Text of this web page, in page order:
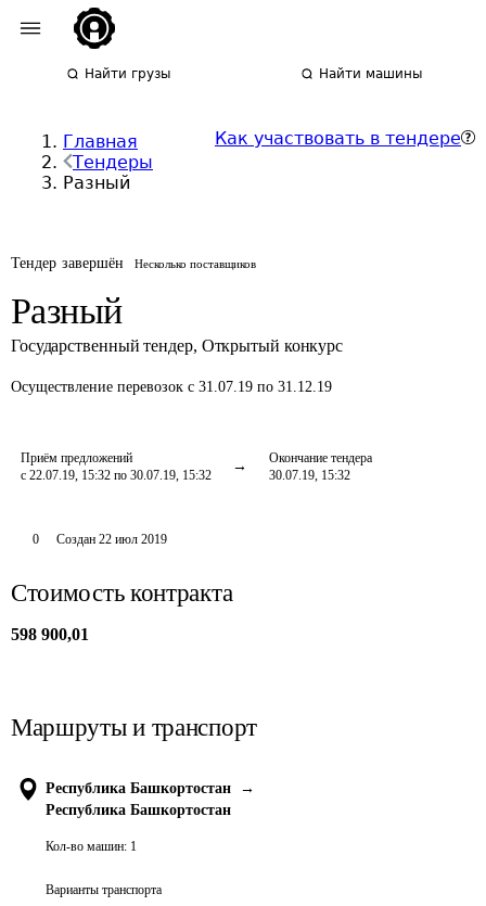
Найти грузы Найти машины
Главная
Тендеры
Разный
Как участвовать в тендере
Тендер завершён Несколько поставщиков
Разный
Государственный тендер, Открытый конкурс
Осуществление перевозок с 31.07.19 по 31.12.19
Приём предложений
с 22.07.19, 15:32 по 30.07.19, 15:32
Окончание тендера
30.07.19, 15:32
0 Создан 22 июл 2019
Стоимость контракта
598 900,01
Маршруты и транспорт
Республика Башкортостан
→
Республика Башкортостан
Кол-во машин: 1
Варианты транспорта